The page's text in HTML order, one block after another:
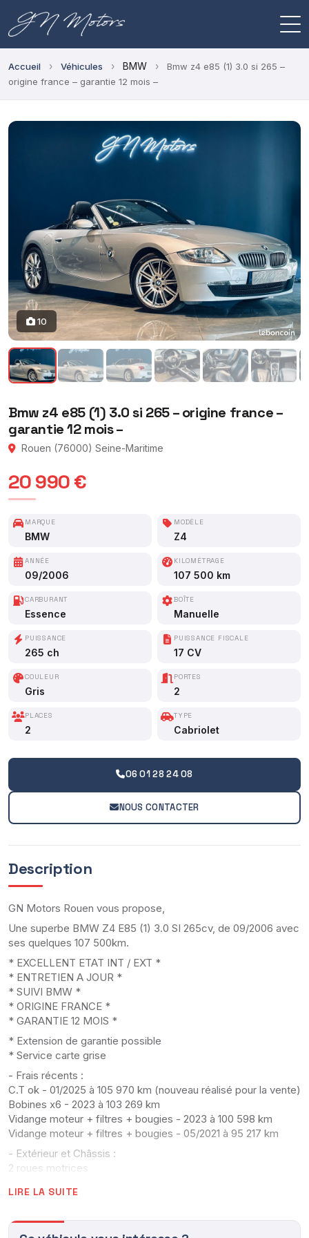
Accueil › Véhicules › BMW ›
Bmw z4 e85 (1) 3.0 si 265 –
origine france – garantie 12 mois –
10
Bmw z4 e85 (1) 3.0 si 265 – origine france –
garantie 12 mois –
Rouen (76000) Seine-Maritime
20 990 €
MARQUE
BMW
MODÈLE
Z4
ANNÉE
09/2006
KILOMÉTRAGE
107 500 km
CARBURANT
Essence
BOÎTE
Manuelle
PUISSANCE
265 ch
PUISSANCE FISCALE
17 CV
COULEUR
Gris
PORTES
2
PLACES
2
TYPE
Cabriolet
06 01 28 24 08
NOUS CONTACTER
Description
GN Motors Rouen vous propose,
Une superbe BMW Z4 E85 (1) 3.0 SI 265cv, de 09/2006 avec
ses quelques 107 500km.
* EXCELLENT ETAT INT / EXT *
* ENTRETIEN A JOUR *
* SUIVI BMW *
* ORIGINE FRANCE *
* GARANTIE 12 MOIS *
* Extension de garantie possible
* Service carte grise
- Frais récents :
C.T ok - 01/2025 à 105 970 km (nouveau réalisé pour la vente)
Bobines x6 - 2023 à 103 269 km
Vidange moteur + filtres + bougies - 2023 à 100 598 km
Vidange moteur + filtres + bougies - 05/2021 à 95 217 km
- Extérieur et Châssis :
2 roues motrices
Clignotants blancs
Pare-brise athermique
LIRE LA SUITE